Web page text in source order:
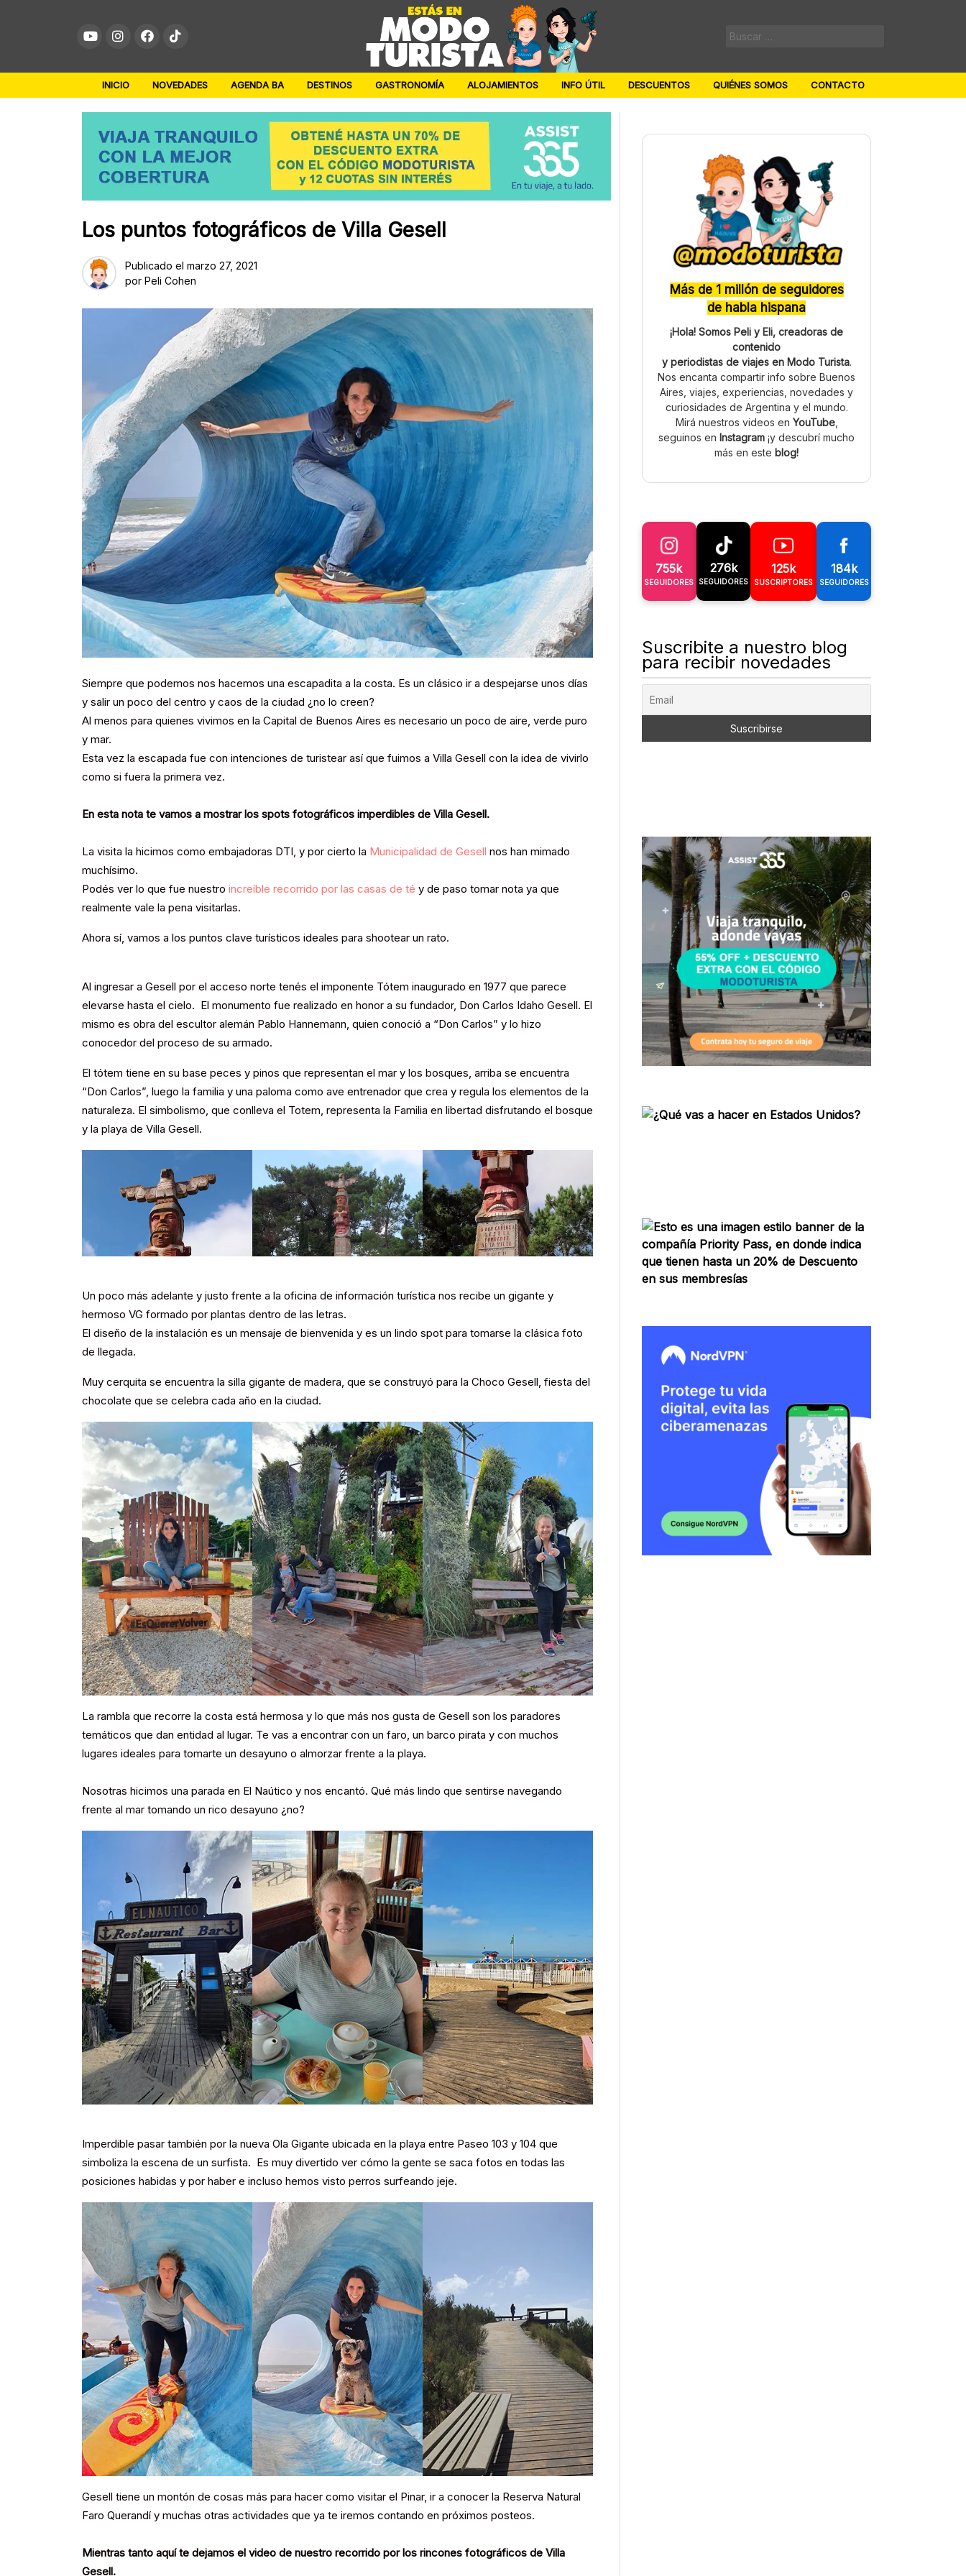
Buscar:
INICIO NOVEDADES AGENDA BA DESTINOS GASTRONOMÍA ALOJAMIENTOS INFO ÚTIL DESCUENTOS QUIÉNES SOMOS CONTACTO
Los puntos fotográficos de Villa Gesell
Publicado el marzo 27, 2021
por Peli Cohen
Siempre que podemos nos hacemos una escapadita a la costa. Es un clásico ir a despejarse unos días
y salir un poco del centro y caos de la ciudad ¿no lo creen?
Al menos para quienes vivimos en la Capital de Buenos Aires es necesario un poco de aire, verde puro
y mar.
Esta vez la escapada fue con intenciones de turistear así que fuimos a Villa Gesell con la idea de vivirlo
como si fuera la primera vez.
En esta nota te vamos a mostrar los spots fotográficos imperdibles de Villa Gesell.
La visita la hicimos como embajadoras DTI, y por cierto la Municipalidad de Gesell nos han mimado
muchísimo.
Podés ver lo que fue nuestro increíble recorrido por las casas de té y de paso tomar nota ya que
realmente vale la pena visitarlas.
Ahora sí, vamos a los puntos clave turísticos ideales para shootear un rato.
Al ingresar a Gesell por el acceso norte tenés el imponente Tótem inaugurado en 1977 que parece
elevarse hasta el cielo. El monumento fue realizado en honor a su fundador, Don Carlos Idaho Gesell. El
mismo es obra del escultor alemán Pablo Hannemann, quien conoció a “Don Carlos” y lo hizo
conocedor del proceso de su armado.
El tótem tiene en su base peces y pinos que representan el mar y los bosques, arriba se encuentra
“Don Carlos”, luego la familia y una paloma como ave entrenador que crea y regula los elementos de la
naturaleza. El simbolismo, que conlleva el Totem, representa la Familia en libertad disfrutando el bosque
y la playa de Villa Gesell.
Un poco más adelante y justo frente a la oficina de información turística nos recibe un gigante y
hermoso VG formado por plantas dentro de las letras.
El diseño de la instalación es un mensaje de bienvenida y es un lindo spot para tomarse la clásica foto
de llegada.
Muy cerquita se encuentra la silla gigante de madera, que se construyó para la Choco Gesell, fiesta del
chocolate que se celebra cada año en la ciudad.
La rambla que recorre la costa está hermosa y lo que más nos gusta de Gesell son los paradores
temáticos que dan entidad al lugar. Te vas a encontrar con un faro, un barco pirata y con muchos
lugares ideales para tomarte un desayuno o almorzar frente a la playa.
Nosotras hicimos una parada en El Naútico y nos encantó. Qué más lindo que sentirse navegando
frente al mar tomando un rico desayuno ¿no?
Imperdible pasar también por la nueva Ola Gigante ubicada en la playa entre Paseo 103 y 104 que
simboliza la escena de un surfista. Es muy divertido ver cómo la gente se saca fotos en todas las
posiciones habidas y por haber e incluso hemos visto perros surfeando jeje.
Gesell tiene un montón de cosas más para hacer como visitar el Pinar, ir a conocer la Reserva Natural
Faro Querandí y muchas otras actividades que ya te iremos contando en próximos posteos.
Mientras tanto aquí te dejamos el video de nuestro recorrido por los rincones fotográficos de Villa
Gesell.
Más de 1 millón de seguidores
de habla hispana
¡Hola! Somos Peli y Eli, creadoras de
contenido
y periodistas de viajes en Modo Turista.
Nos encanta compartir info sobre Buenos
Aires, viajes, experiencias, novedades y
curiosidades de Argentina y el mundo.
Mirá nuestros videos en YouTube,
seguinos en Instagram ¡y descubrí mucho
más en este blog!
755k
SEGUIDORES
276k
SEGUIDORES
125k
SUSCRIPTORES
184k
SEGUIDORES
Suscribite a nuestro blog
para recibir novedades